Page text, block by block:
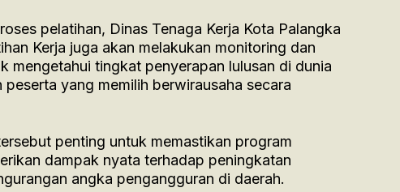
pelatihan, Dinas Tenaga Kerja Kota Palangka
Kerja juga akan melakukan monitoring dan
mengetahui tingkat penyerapan lulusan di dunia
yang memilih berwirausaha secara
penting untuk memastikan program
dampak nyata terhadap peningkatan
angka pengangguran di daerah.